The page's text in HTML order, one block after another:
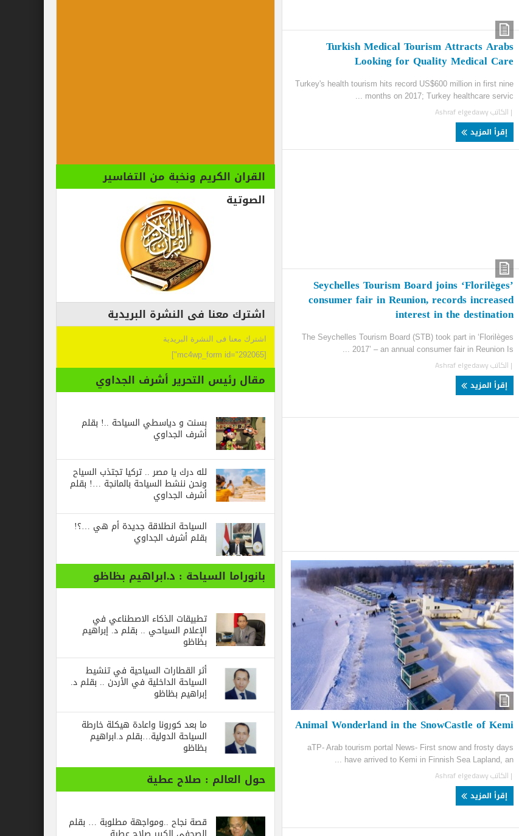
Turkish Medical Tourism
Looking for Quality
Turkey's health tourism hits record US$600 million
months on 2017; Turkey
Ashraf
Seychelles Tourism Board joins
consumer fair in Reunion, records
interest in the
The Seychelles Tourism Board (STB) took part in
2017’ – an annual consumer fair in
Ashraf
Animal Wonderland in the
aTP- Arab tourism portal News- First snow and
have arrived to Kemi in Finnish Sea
Ashraf
القران الكريم ونخبة من التفاسير
اشترك معنا فى النشرة البريدية
اشترك معنا فى النشرة البريدية
مقال رئيس التحرير أشرف الجداوي
بسنت و دياسطي السياحة ..! بقلم
أشرف الجداوي
لله درك يا مصر .. تركيا تجتذب السياح
ونحن ننشط السياحة بالمانجة …! بقلم
أشرف الجداوي
السياحة انطلاقة جديدة أم هي …؟!
بقلم أشرف الجداوي
بانوراما السياحة : د.ابراهيم بظاظو
تطبيقات الذكاء الاصطناعي في
الإعلام السياحي .. بقلم د. إبراهيم
بظاظو
أثر القطارات السياحية في تنشيط
السياحة الداخلية في الأردن .. بقلم د.
إبراهيم بظاظو
ما بعد كورونا واعادة هيكلة خارطة
السياحة الدولية…بقلم د.ابراهيم
بظاظو
حول العالم : صلاح عطية
قصة نجاح ..ومواجهة مطلوبة … بقلم